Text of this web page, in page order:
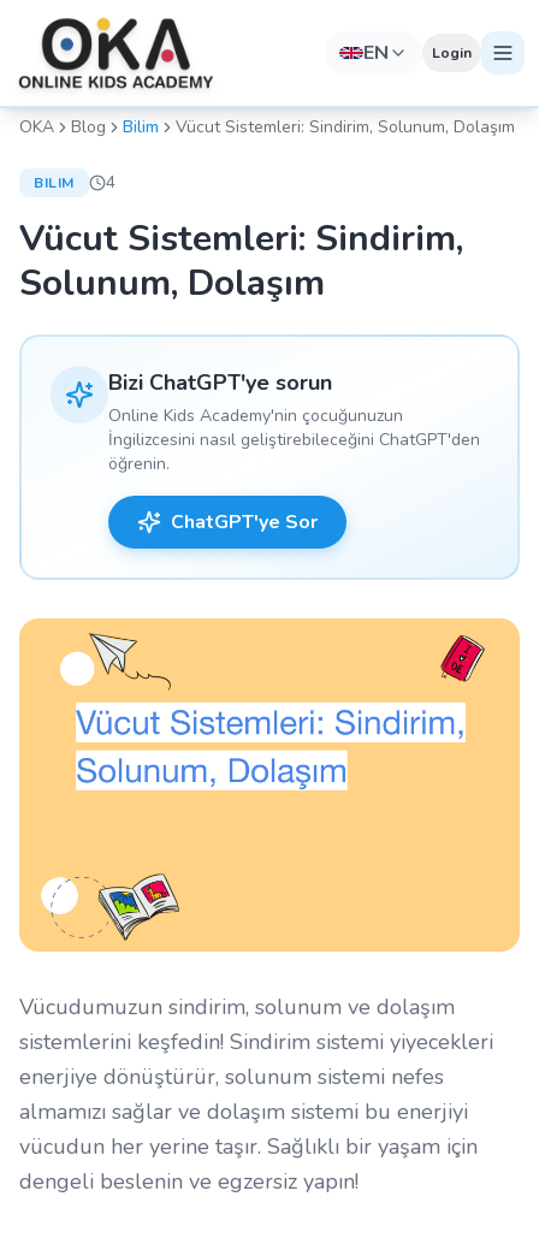
EN Login
OKA Blog Bilim Vücut Sistemleri: Sindirim, Solunum, Dolaşım
BILIM 4
Vücut Sistemleri: Sindirim,
Solunum, Dolaşım
Bizi ChatGPT'ye sorun
Online Kids Academy'nin çocuğunuzun
İngilizcesini nasıl geliştirebileceğini ChatGPT'den
öğrenin.
ChatGPT'ye Sor
Vücudumuzun sindirim, solunum ve dolaşım
sistemlerini keşfedin! Sindirim sistemi yiyecekleri
enerjiye dönüştürür, solunum sistemi nefes
almamızı sağlar ve dolaşım sistemi bu enerjiyi
vücudun her yerine taşır. Sağlıklı bir yaşam için
dengeli beslenin ve egzersiz yapın!